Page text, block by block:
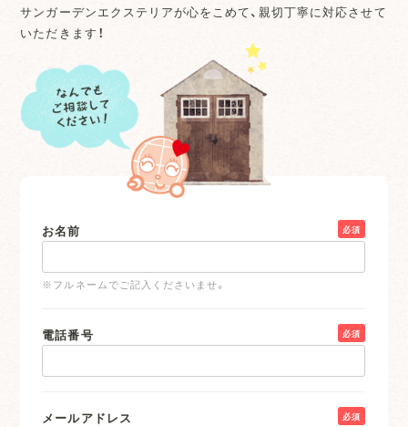
サンガーデンエクステリアが心をこめて、親切丁寧に対応させて
いただきます！
お名前 必須
※フルネームでご記入くださいませ。
電話番号 必須
メールアドレス 必須